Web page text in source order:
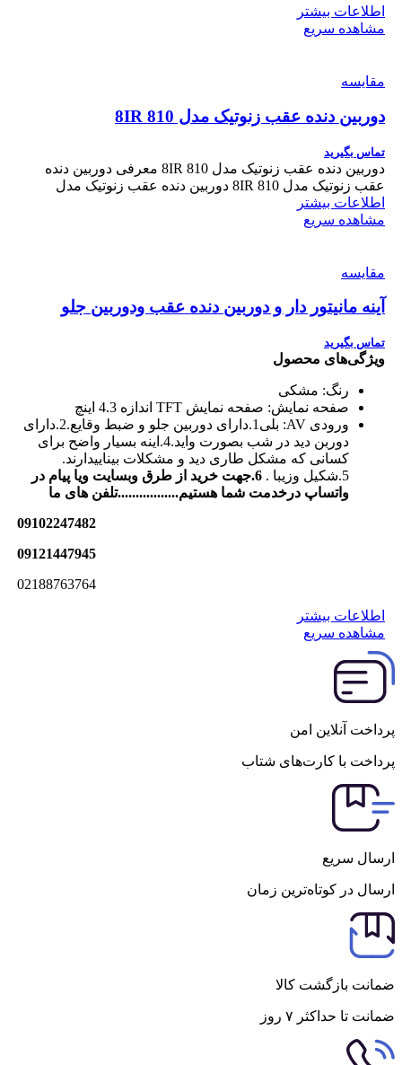
اطلاعات بیشتر
مشاهده سریع
مقایسه
دوربین دنده عقب زنوتیک مدل 810 8IR
تماس بگیرید
دوربین دنده عقب زنوتیک مدل 810 8IR معرفی دوربین دنده
عقب زنوتیک مدل 810 8IR دوربین دنده عقب زنوتیک مدل
اطلاعات بیشتر
مشاهده سریع
مقایسه
آینه مانیتور دار و دوربین دنده عقب ودوربین جلو
تماس بگیرید
ویژگی‌های محصول
رنگ: مشکی
صفحه نمایش: صفحه نمایش TFT اندازه 4.3 اینچ
ورودی AV:
بلی
1.دارای دوربین جلو و ضبط وقایع.2.دارای
دوربن دید در شب بصورت واید.4.اینه بسیار واضح برای
کسانی که مشکل طاری دید و مشکلات بیناییدارند.
5.شکیل وزیبا .
6.جهت خرید از طرق وبسایت ویا پیام در
واتساپ درخدمت شما هستیم.................تلفن های ما
09102247482
09121447945
02188763764
اطلاعات بیشتر
مشاهده سریع
پرداخت آنلاین امن
پرداخت با کارت‌های شتاب
ارسال سریع
ارسال در کوتاه‌ترین زمان
ضمانت بازگشت کالا
ضمانت تا حداکثر ۷ روز